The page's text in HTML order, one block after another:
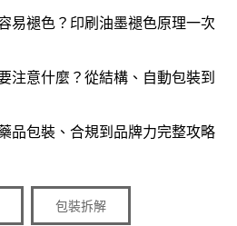
易褪色？印刷油墨褪色原理一次
注意什麼？從結構、自動包裝到
品包裝、合規到品牌力完整攻略
包裝拆解